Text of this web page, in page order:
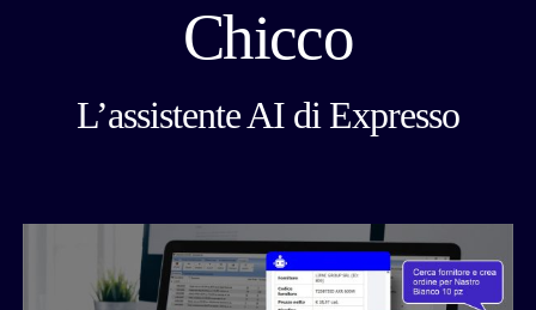
Chicco
L’assistente AI di Expresso